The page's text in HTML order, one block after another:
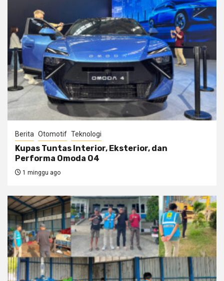
Berita Otomotif Teknologi
Kupas Tuntas Interior, Eksterior, dan
Performa Omoda O4
1 minggu ago